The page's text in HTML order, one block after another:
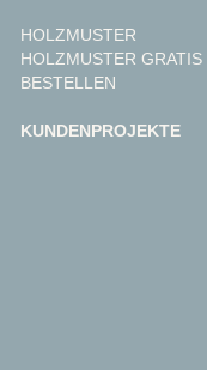
HOLZMUSTER
HOLZMUSTER GRATIS
BESTELLEN
KUNDENPROJEKTE